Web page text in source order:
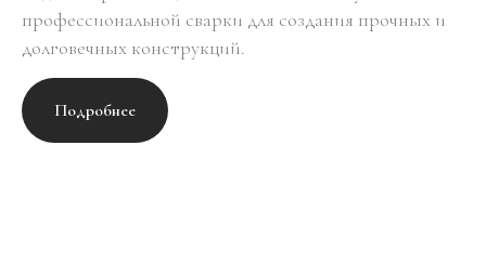
профессиональной сварки для создания прочных и
долговечных конструкций.
Подробнее